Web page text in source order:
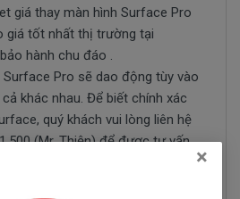
giá thay màn hình Surface Pro
giá tốt nhất thị trường tại
hành chu đáo .
Surface Pro sẽ dao động tùy vào
khác nhau. Để biết chính xác
quý khách vui lòng liên hệ
(Mr. Thiện) để được tư vấn
Surface Pro 3
×